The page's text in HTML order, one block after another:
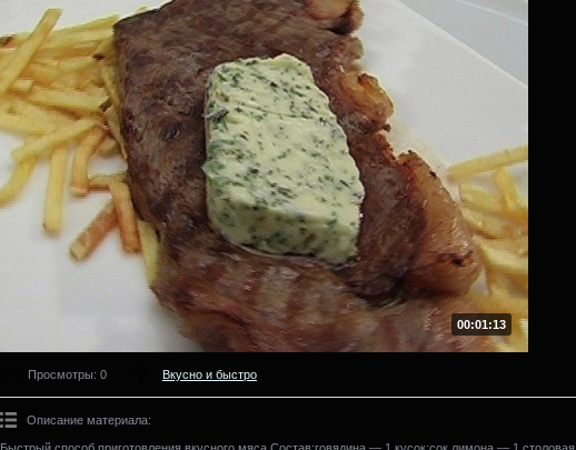
00:01:13
Просмотры: 0 Вкусно и быстро
Описание материала:
Быстрый способ приготовления вкусного мяса.Состав:говядина — 1 кусок;сок лимона — 1 столовая